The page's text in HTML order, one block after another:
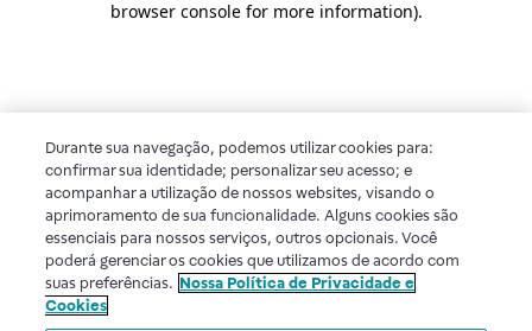
browser console for more information).
Durante sua navegação, podemos utilizar cookies para:
confirmar sua identidade; personalizar seu acesso; e
acompanhar a utilização de nossos websites, visando o
aprimoramento de sua funcionalidade. Alguns cookies são
essenciais para nossos serviços, outros opcionais. Você
poderá gerenciar os cookies que utilizamos de acordo com
suas preferências. Nossa Política de Privacidade e
Cookies